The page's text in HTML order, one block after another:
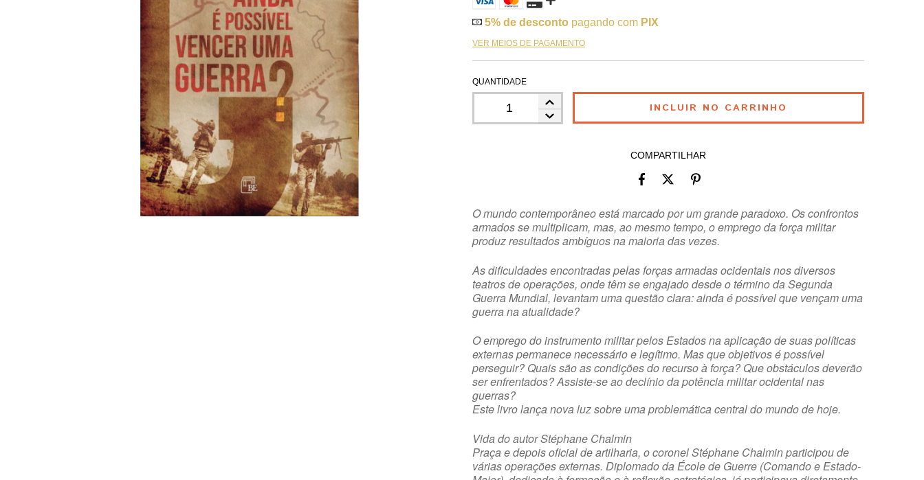
5% de desconto pagando com PIX
VER MEIOS DE PAGAMENTO
QUANTIDADE
COMPARTILHAR
O mundo contemporâneo está marcado por um grande paradoxo. Os confrontos
armados se multiplicam, mas, ao mesmo tempo, o emprego da força militar
produz resultados ambíguos na maioria das vezes.
As dificuldades encontradas pelas forças armadas ocidentais nos diversos
teatros de operações, onde têm se engajado desde o término da Segunda
Guerra Mundial, levantam uma questão clara: ainda é possível que vençam uma
guerra na atualidade?
O emprego do instrumento militar pelos Estados na aplicação de suas políticas
externas permanece necessário e legítimo. Mas que objetivos é possível
perseguir? Quais são as condições do recurso à força? Que obstáculos deverão
ser enfrentados? Assiste-se ao declínio da potência militar ocidental nas
guerras?
Este livro lança nova luz sobre uma problemática central do mundo de hoje.
Vida do autor Stéphane Chalmin
Praça e depois oficial de artilharia, o coronel Stéphane Chalmin participou de
várias operações externas. Diplomado da École de Guerre (Comando e Estado-